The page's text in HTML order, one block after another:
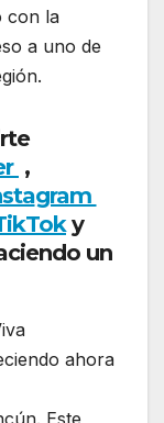
con la
a uno de
,
gram
y
un
ahora